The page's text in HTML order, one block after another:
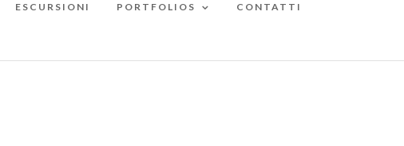
ESCURSIONI PORTFOLIOS CONTATTI